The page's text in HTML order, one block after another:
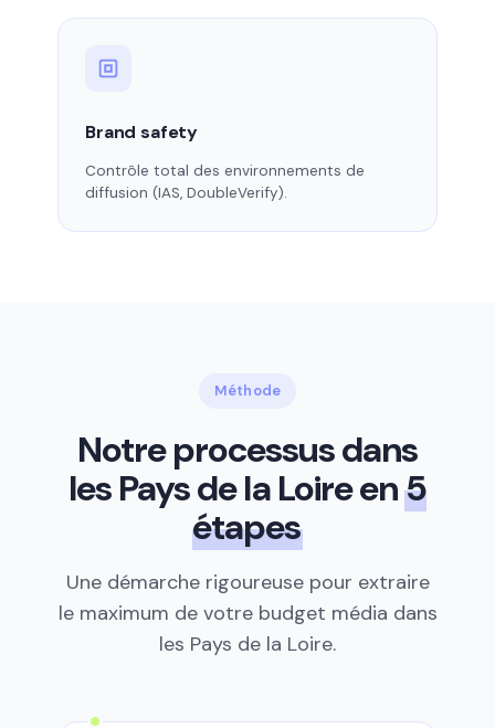
Brand safety
Contrôle total des environnements de
diffusion (IAS, DoubleVerify).
Méthode
Notre processus dans
les Pays de la Loire en5
étapes
Une démarche rigoureuse pour extraire
le maximum de votre budget média dans
les Pays de la Loire.